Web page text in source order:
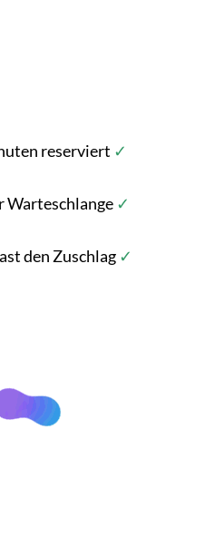
reserviert ✓
Warteschlange ✓
den Zuschlag ✓